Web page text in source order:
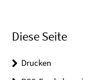
Diese Seite
Drucken